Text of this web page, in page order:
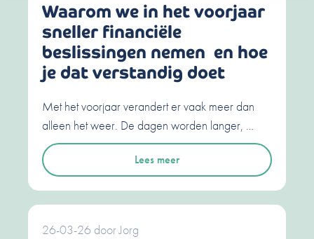
Waarom we in het voorjaar
sneller financiële
beslissingen nemen en hoe
je dat verstandig doet
Met het voorjaar verandert er vaak meer dan
alleen het weer. De dagen worden langer, …
Lees meer
26-03-26 doorJorg